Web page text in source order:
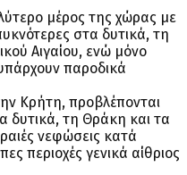
μέρος της χώρας με
στα δυτικά, τη
Αιγαίου, ενώ μόνο
παροδικά
Κρήτη, προβλέπονται
δυτικά, τη Θράκη και τα
νεφώσεις κατά
περιοχές γενικά αίθριος